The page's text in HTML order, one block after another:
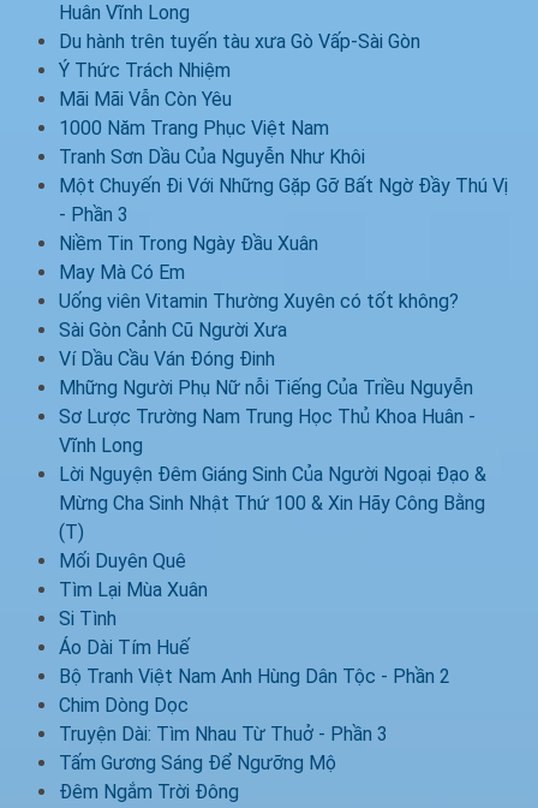
Huân Vĩnh Long
Du hành trên tuyến tàu xưa Gò Vấp-Sài Gòn
Ý Thức Trách Nhiệm
Mãi Mãi Vẫn Còn Yêu
1000 Năm Trang Phục Việt Nam
Tranh Sơn Dầu Của Nguyễn Như Khôi
Một Chuyến Đi Với Những Gặp Gỡ Bất Ngờ Đầy Thú Vị
- Phần 3
Niềm Tin Trong Ngày Đầu Xuân
May Mà Có Em
Uống viên Vitamin Thường Xuyên có tốt không?
Sài Gòn Cảnh Cũ Người Xưa
Ví Dầu Cầu Ván Đóng Đinh
Mhững Người Phụ Nữ nỗi Tiếng Của Triều Nguyễn
Sơ Lược Trường Nam Trung Học Thủ Khoa Huân -
Vĩnh Long
Lời Nguyện Đêm Giáng Sinh Của Người Ngoại Đạo &
Mừng Cha Sinh Nhật Thứ 100 & Xin Hãy Công Bằng
(T)
Mối Duyên Quê
Tìm Lại Mùa Xuân
Si Tình
Áo Dài Tím Huế
Bộ Tranh Việt Nam Anh Hùng Dân Tộc - Phần 2
Chim Dòng Dọc
Truyện Dài: Tìm Nhau Từ Thuở - Phần 3
Tấm Gương Sáng Để Ngưỡng Mộ
Đêm Ngắm Trời Đông